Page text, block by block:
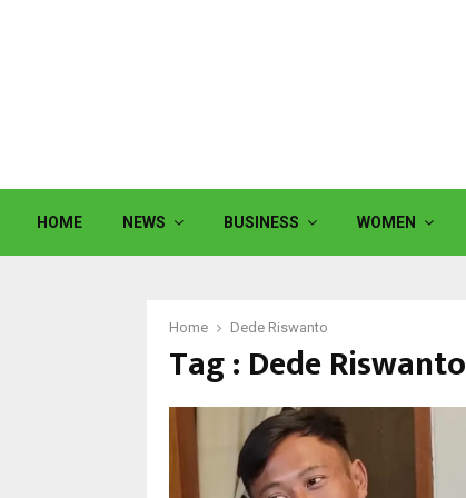
HOME NEWS BUSINESS WOMEN
Home Dede Riswanto
Tag : Dede Riswanto